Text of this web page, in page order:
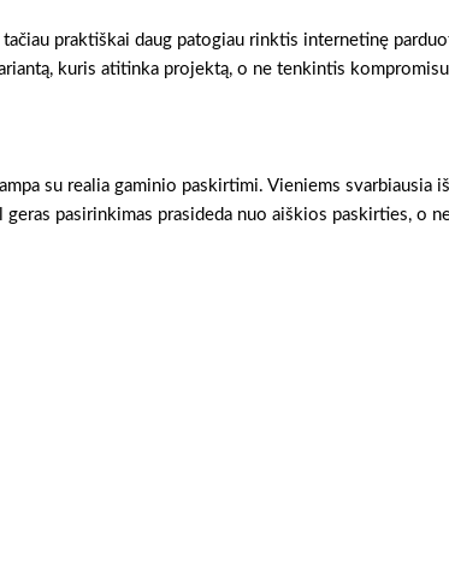
praktiškai daug patogiau rinktis internetinę
kuris atitinka projektą, o ne tenkintis
su realia gaminio paskirtimi. Vieniems svarbiausia
pasirinkimas prasideda nuo aiškios paskirties, o